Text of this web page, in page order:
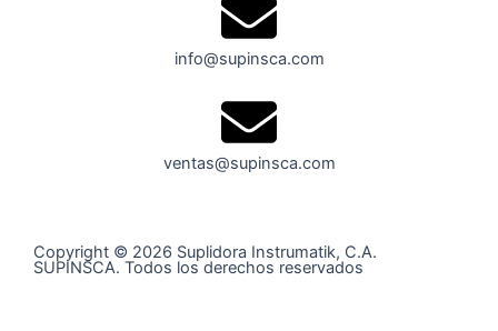
info@supinsca.com
ventas@supinsca.com
Copyright © 2026 Suplidora Instrumatik, C.A.
SUPINSCA. Todos los derechos reservados